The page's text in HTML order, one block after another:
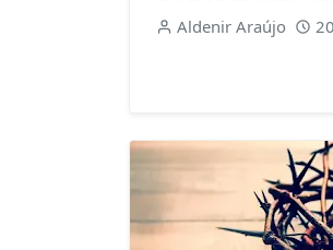
Aldenir Araújo